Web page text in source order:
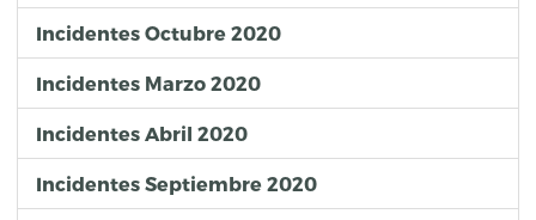
Incidentes Octubre 2020
Incidentes Marzo 2020
Incidentes Abril 2020
Incidentes Septiembre 2020